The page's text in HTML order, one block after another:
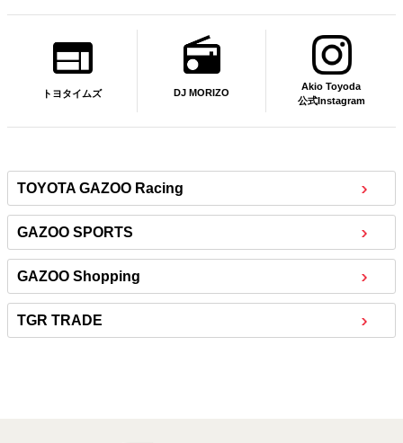
トヨタイムズ DJ MORIZO
Akio Toyoda
公式Instagram
TOYOTA GAZOO Racing
GAZOO SPORTS
GAZOO Shopping
TGR TRADE